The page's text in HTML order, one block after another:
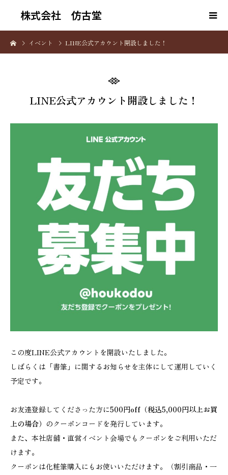
株式会社 仿古堂
イベント LINE公式アカウント開設しました！
LINE公式アカウント開設しました！
この度LINE公式アカウントを開設いたしました。
しばらくは「書筆」に関するお知らせを主体にして運用していく
予定です。
お友達登録してくださった方に500円off（税込5,000円以上お買
上の場合） のクーポンコードを発行しています。
また、本社店舗・直営イベント会場でもクーポンをご利用いただ
けます。
クーポンは化粧筆購入にもお使いいただけます。（割引商品・一